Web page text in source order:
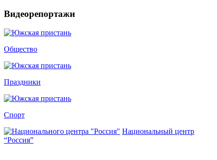
Видеорепортажи
Общество
Праздники
Спорт
Национальный центр
“Россия”